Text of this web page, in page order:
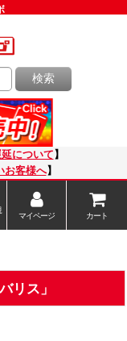
検索
について 】
お客様へ】
マイページ カート
リス」